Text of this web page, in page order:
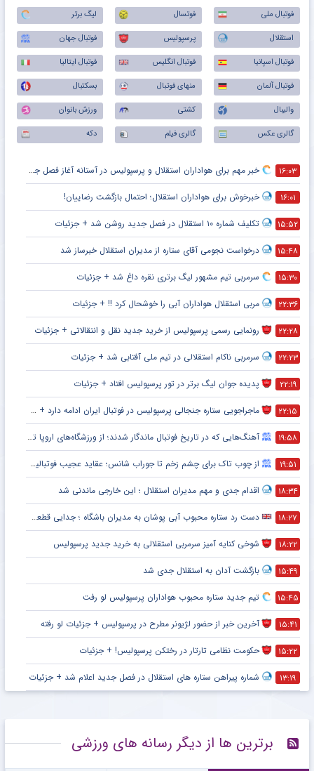
فوتبال ملی فوتسال
لیگ برتر
استقلال
پرسپولیس
فوتبال جهان
فوتبال اسپانیا
فوتبال انگلیس
فوتبال ایتالیا
فوتبال آلمان
منهای فوتبال
بسکتبال
والیبال
کشتی
ورزش بانوان
گالری عکس
گالری فیلم دکه
۱۶:۰۳ خبر مهم برای هواداران استقلال و پرسپولیس در آستانه آغاز فصل جدید
۱۶:۰۱ خبرخوش برای هواداران استقلال؛ احتمال بازگشت رضاییان!
۱۵:۵۲ تکلیف شماره ۱۰ استقلال در فصل جدید روشن شد + جزئیات
۱۵:۴۸ درخواست نجومی آقای ستاره از مدیران استقلال خبرساز شد
۱۵:۳۰ سرمربی تیم مشهور لیگ برتری نقره داغ شد + جزئیات
۲۲:۳۶ مربی استقلال هواداران آبی را خوشحال کرد !! + جزئیات
۲۲:۲۸ رونمایی رسمی پرسپولیس از خرید جدید نقل و انتقالاتی + جزئیات
۲۲:۲۳ سرمربی ناکام استقلالی در تیم ملی آفتابی شد + جزئیات
۲۲:۱۹ پدیده جوان لیگ برتر در تور پرسپولیس افتاد + جزئیات
۲۲:۱۵ ماجراجویی ستاره جنجالی پرسپولیس در فوتبال ایران ادامه دارد + جزئیات
۱۹:۵۸ آهنگ‌هایی که در تاریخ فوتبال ماندگار شدند؛ از ورزشگاه‌های اروپا تا جام جهانی
۱۹:۵۱ از چوب تاک برای چشم زخم تا جوراب شانس؛ عقاید عجیب فوتبالیست‌ها!
۱۸:۳۴ اقدام جدی و مهم مدیران استقلال ؛ این خارجی ماندنی شد
۱۸:۲۷ دست رد ستاره محبوب آبی پوشان به مدیران باشگاه ؛ جدایی قطعی است !
۱۸:۲۲ شوخی کنایه آمیز سرمربی استقلالی به خرید جدید پرسپولیس
۱۵:۴۹ بازگشت آدان به استقلال جدی شد
۱۵:۴۵ تیم جدید ستاره محبوب هواداران پرسپولیس لو رفت
۱۵:۴۱ آخرین خبر از حضور لژیونر مطرح در پرسپولیس + جزئیات لو رفته
۱۵:۲۲ حکومت نظامی تارتار در رختکن پرسپولیس! + جزئیات
۱۳:۱۹ شماره پیراهن ستاره های استقلال در فصل جدید اعلام شد + جزئیات
برترین ها از دیگر رسانه های ورزشی